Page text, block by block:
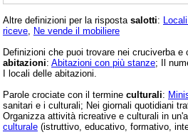
Altre definizioni per la risposta salotti:
riceve Ne vende il mobiliere
Definizioni che puoi trovare nei cruciverba e
abitazioni: Abitazioni con più stanze; Il
I locali delle abitazioni.
Parole crociate con il termine culturali:
sanitari e i culturali; Nei giornali quotidiani
Organizza attività ricreative e culturali in
culturale (istruttivo, educativo, formativo,